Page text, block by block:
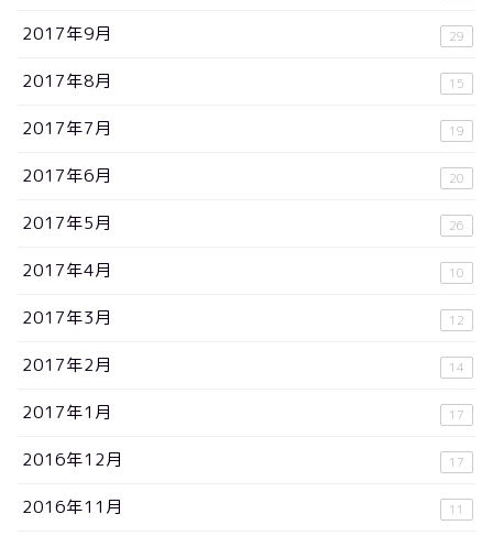
2017年9月 29
2017年8月 15
2017年7月 19
2017年6月 20
2017年5月 26
2017年4月 10
2017年3月 12
2017年2月 14
2017年1月 17
2016年12月 17
2016年11月 11